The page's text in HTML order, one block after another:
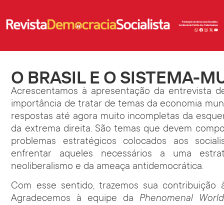
O BRASIL E O SISTEMA-
Acrescentamos à apresentação da entrevista
importância de tratar de temas da economia
respostas até agora muito incompletas da
da extrema direita. São temas que devem
problemas estratégicos colocados aos
enfrentar aqueles necessários a uma
neoliberalismo e da ameaça antidemocrática.
Com esse sentido, trazemos sua contribuição
Agradecemos à equipe da Phenomenal World